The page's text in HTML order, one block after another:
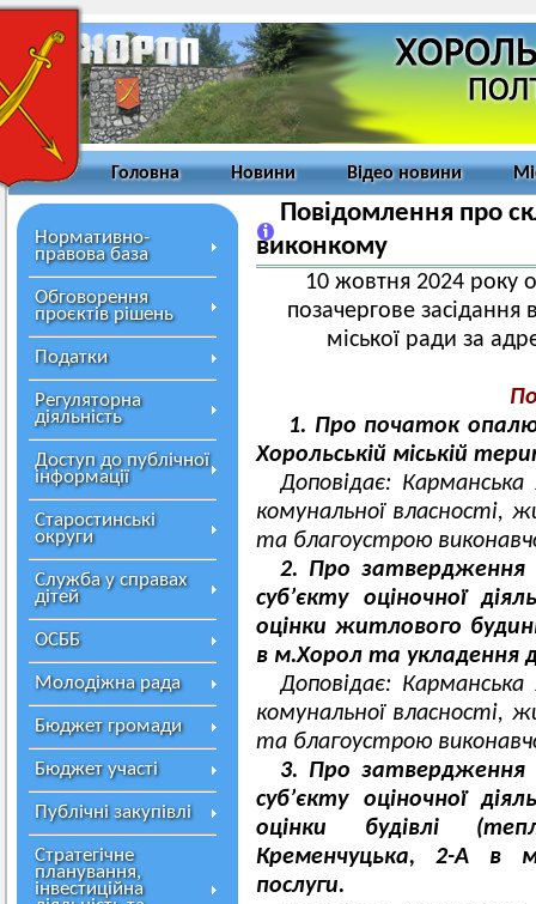
Головна Новини Відео новини
Нормативно-
правова база
Обговорення
проєктів рішень
Податки
Регуляторна
діяльність
Доступ до публічної
інформації
Старостинські
округи
Служба у справах
дітей
ОСББ
Молодіжна рада
Бюджет громади
Бюджет участі
Публічні закупівлі
Стратегічне
планування,
інвестиційна
Повідомлення про
виконкому
10 жовтня 2024 року
позачергове засідання
міської ради за
1. Про початок
Хорольській міській
Доповідає:
комунальної власності,
та благоустрою
2. Про затвердження
суб’єкту оціночної
оцінки житлового
в м.Хорол та укладення
Доповідає:
комунальної власності,
та благоустрою
3. Про затвердження
суб’єкту оціночної
оцінки будівлі
Кременчуцька, 2-А в
послуги.